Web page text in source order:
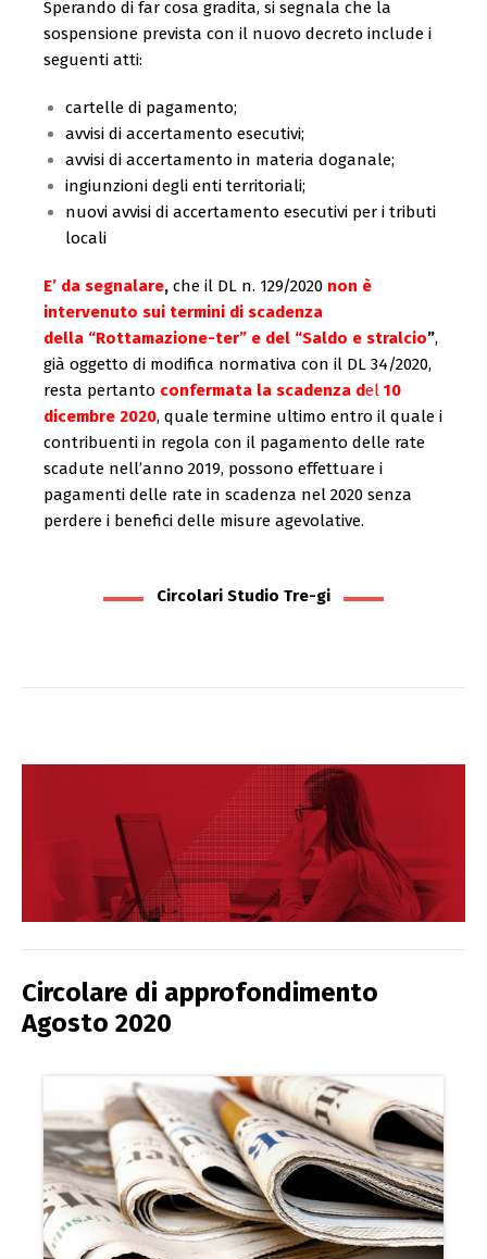
Sperando di far cosa gradita, si segnala che la
sospensione prevista con il nuovo decreto include i
seguenti atti:
cartelle di pagamento;
avvisi di accertamento esecutivi;
avvisi di accertamento in materia doganale;
ingiunzioni degli enti territoriali;
nuovi avvisi di accertamento esecutivi per i tributi
locali
E’ da segnalare, che il DL n. 129/2020 non è
intervenuto sui termini di scadenza
della “Rottamazione-ter” e del “Saldo e stralcio”,
già oggetto di modifica normativa con il DL 34/2020,
resta pertanto confermata la scadenza del 10
dicembre 2020, quale termine ultimo entro il quale i
contribuenti in regola con il pagamento delle rate
scadute nell’anno 2019, possono effettuare i
pagamenti delle rate in scadenza nel 2020 senza
perdere i benefici delle misure agevolative.
Circolari Studio Tre-gi
Circolare di approfondimento
Agosto 2020